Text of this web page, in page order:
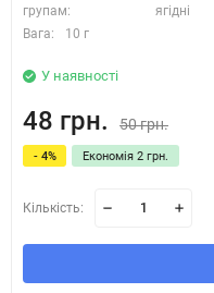
групам:
ягідні
Вага:
10 г
У наявності
48 грн. 50 грн.
- 4% Економія 2 грн.
Кількість: